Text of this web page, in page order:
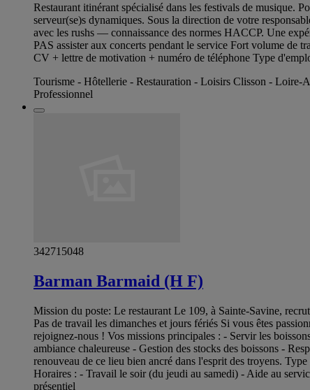
Restaurant itinérant spécialisé dans les festivals de musique.
serveur(se)s dynamiques. Sous la direction de votre
avec les rushs — connaissance des normes HACCP. Une
PAS assister aux concerts pendant le service Fort volume de
CV + lettre de motivation + numéro de téléphone Type
Tourisme - Hôtellerie - Restauration - Loisirs Clisson - Loire-
Professionnel
342715048
Barman Barmaid (H F)
Mission du poste: Le restaurant Le 109, à Sainte-Savine,
Pas de travail les dimanches et jours fériés Si vous êtes
rejoignez-nous ! Vos missions principales : - Servir les
ambiance chaleureuse - Gestion des stocks des boissons -
renouveau de ce lieu bien ancré dans l'esprit des troyens.
Horaires : - Travail le soir (du jeudi au samedi) - Aide au
présentiel